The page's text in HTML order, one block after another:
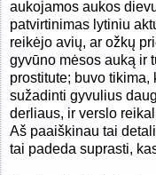
aukojamos aukos
patvirtinimas lytiniu
reikėjo avių, ar ožkų
gyvūno mėsos auką ir
prostitute; buvo
sužadinti gyvulius
derliaus, ir verslo
Aš paaiškinau tai
tai padeda suprasti,